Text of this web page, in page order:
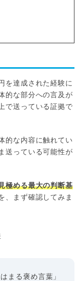
達成された経験に
的な部分への言及が
で送っている証拠で
的な内容に触れてい
送っている可能性が
極める最大の判断基
、まず確認してみま
まる褒め言葉」